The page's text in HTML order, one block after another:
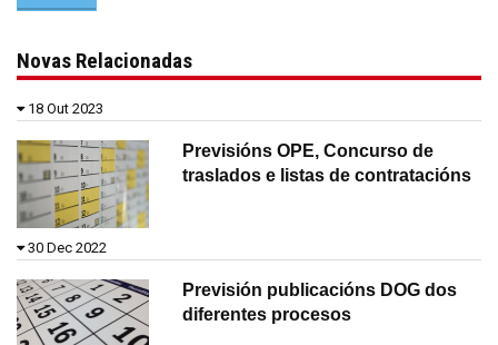
Novas Relacionadas
18 Out 2023
Previsións OPE, Concurso de
traslados e listas de contratacións
30 Dec 2022
Previsión publicacións DOG dos
diferentes procesos